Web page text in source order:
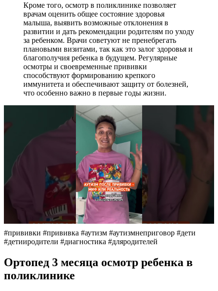
Кроме того, осмотр в поликлинике позволяет
врачам оценить общее состояние здоровья
малыша, выявить возможные отклонения в
развитии и дать рекомендации родителям по уходу
за ребенком. Врачи советуют не пренебрегать
плановыми визитами, так как это залог здоровья и
благополучия ребенка в будущем. Регулярные
осмотры и своевременные прививки
способствуют формированию крепкого
иммунитета и обеспечивают защиту от болезней,
что особенно важно в первые годы жизни.
#прививки #прививка #аутизм #аутизмнеприговор #дети
#детииродители #диагностика #дляродителей
Ортопед 3 месяца осмотр ребенка в
поликлинике